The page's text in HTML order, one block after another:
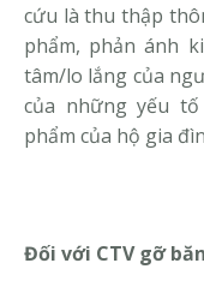
cứu là thu thập
phẩm, phản ánh
tâm/lo lắng của
của những yếu
phẩm của hộ gia
Đối với CTV gỡ